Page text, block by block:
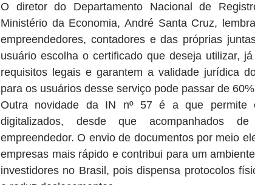
O diretor do Departamento Nacional de
Ministério da Economia, André Santa Cruz,
empreendedores, contadores e das próprias
usuário escolha o certificado que deseja utilizar,
requisitos legais e garantem a validade jurídica
para os usuários desse serviço pode passar de
Outra novidade da IN nº 57 é a que permite
digitalizados, desde que acompanhados
empreendedor. O envio de documentos por meio
empresas mais rápido e contribui para um
investidores no Brasil, pois dispensa protocolos